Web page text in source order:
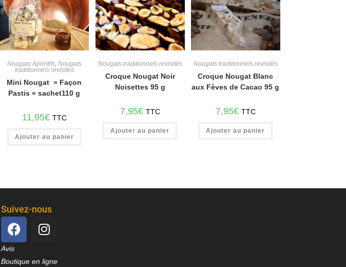
Nougats Apéritifs, Nougats
traditionnels revisités
Mini Nougat » Façon
Pastis » sachet110 g
11,95€ TTC
Ajouter au panier
Nougats traditionnels revisités
Croque Nougat Noir
Noisettes 95 g
7,95€ TTC
Ajouter au panier
Nougats traditionnels revisités
Croque Nougat Blanc
aux Fèves de Cacao 95 g
7,95€ TTC
Ajouter au panier
Suivez-nous
Avis
Boutique en ligne